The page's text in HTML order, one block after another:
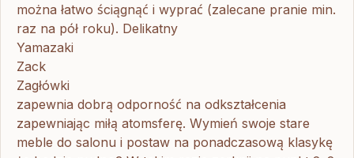
można łatwo ściągnąć i wyprać (zalecane pranie min.
raz na pół roku). Delikatny
Yamazaki
Zack
Zagłówki
zapewnia dobrą odporność na odkształcenia
zapewniając miłą atomsferę. Wymień swoje stare
meble do salonu i postaw na ponadczasową klasykę